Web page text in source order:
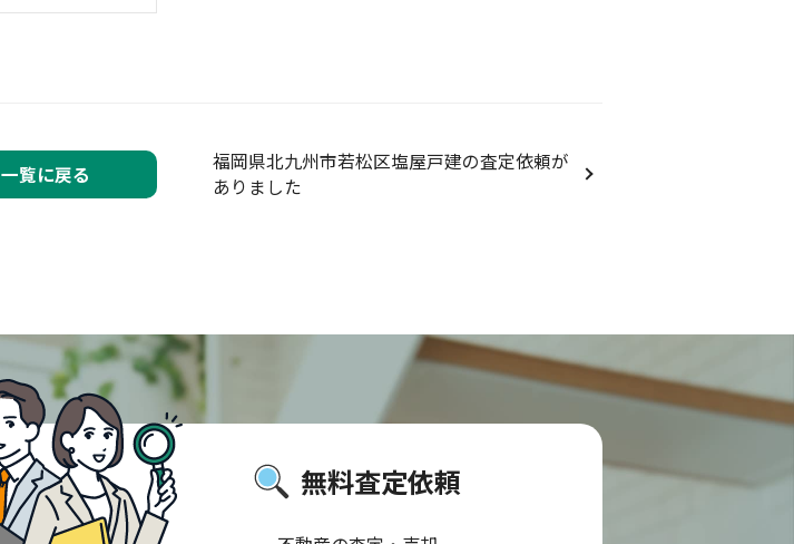
一覧に戻る
福岡県北九州市若松区塩屋戸建の査定依頼が
ありました
無料査定依頼